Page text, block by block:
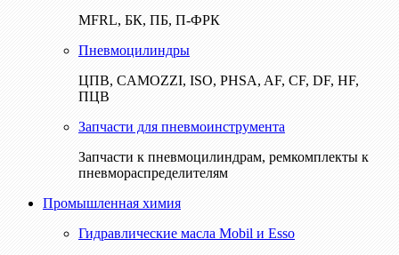
MFRL, БК, ПБ, П-ФРК
Пневмоцилиндры
ЦПВ, CAMOZZI, ISO, PHSA, AF, CF, DF, HF,
ПЦВ
Запчасти для пневмоинструмента
Запчасти к пневмоцилиндрам, ремкомплекты к
пневмораспределителям
Промышленная химия
Гидравлические масла Mobil и Esso